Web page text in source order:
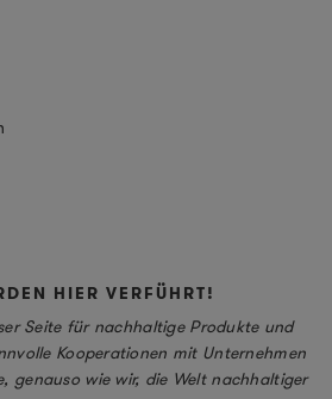
HIER VERFÜHRT!
Seite für nachhaltige Produkte und
Kooperationen mit Unternehmen
genauso wie wir, die Welt nachhaltiger